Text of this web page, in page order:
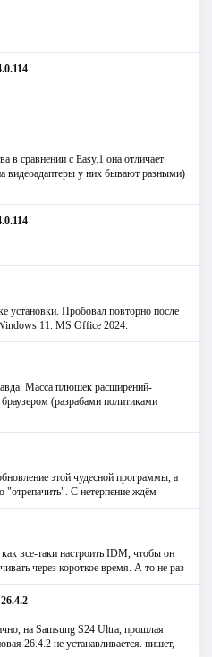
в сравнении с Easy.1 она отличает
видеоадаптеры у них бывают разными)
установки. Пробовал повторно после
11. MS Offiсe 2024.
Масса плюшек расширений-
(разрабами политиками
этой чудесной программы, а
"отрепачить". С нетерпение ждём
все-таки настроить IDM, чтобы он
через короткое время. А то не раз
на Samsung S24 Ultra, прошлая
26.4.2 не устанавливается. пишет,